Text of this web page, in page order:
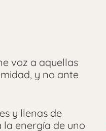
voz a aquellas
y no ante
y llenas de
energía de uno